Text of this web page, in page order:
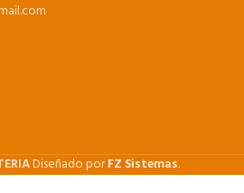
Diseñado porFZ Sistemas.